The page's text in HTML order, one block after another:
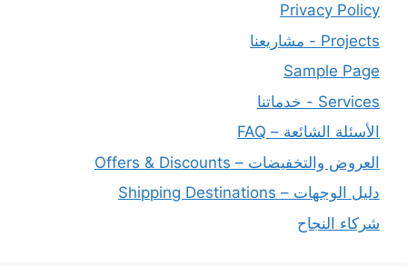
Privacy Policy
Projects - مشاريعنا
Sample Page
Services - خدماتنا
الأسئلة الشائعة – FAQ
العروض والتخفيضات – Offers & Discounts
دليل الوجهات – Shipping Destinations
شركاء النجاح